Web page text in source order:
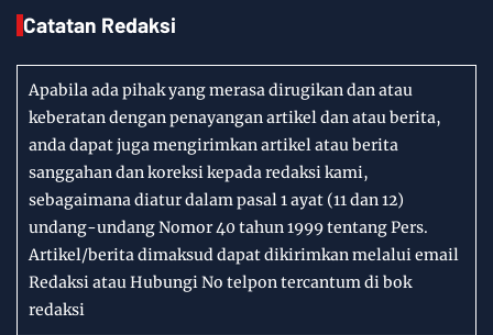
Catatan Redaksi
Apabila ada pihak yang merasa dirugikan dan atau
keberatan dengan penayangan artikel dan atau berita,
anda dapat juga mengirimkan artikel atau berita
sanggahan dan koreksi kepada redaksi kami,
sebagaimana diatur dalam pasal 1 ayat (11 dan 12)
undang-undang Nomor 40 tahun 1999 tentang Pers.
Artikel/berita dimaksud dapat dikirimkan melalui email
Redaksi atau Hubungi No telpon tercantum di bok
redaksi